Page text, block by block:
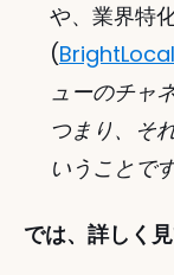
や、業界特
(BrightLocal
ューのチャ
つまり、そ
いうことで
では、詳しく